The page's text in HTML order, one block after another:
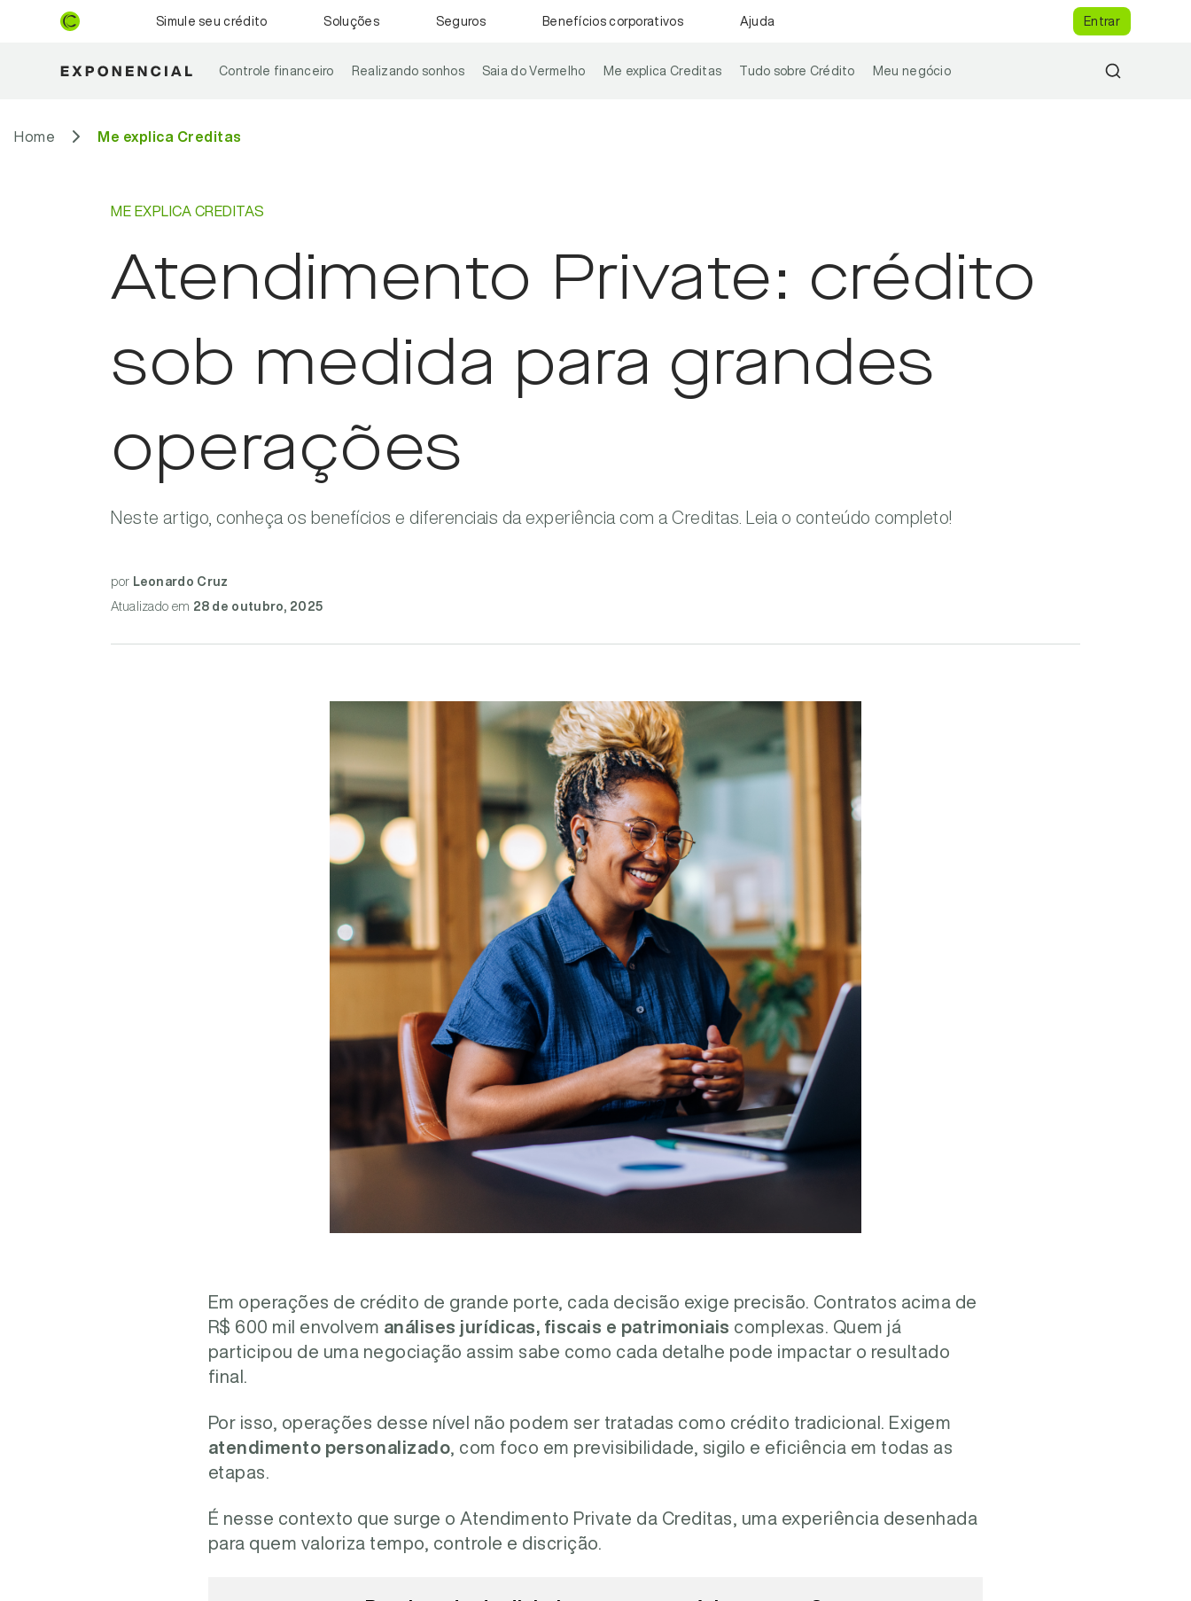
Simule seu crédito Soluções Seguros Benefícios corporativos Ajuda Entrar
Controle financeiro Realizando sonhos Saia do Vermelho Me explica Creditas Tudo sobre Crédito Meu negócio
Home Me explica Creditas
ME EXPLICA CREDITAS
Atendimento Private: crédito
sob medida para grandes
operações
Neste artigo, conheça os benefícios e diferenciais da experiência com a Creditas. Leia o conteúdo completo!
por Leonardo Cruz
Atualizado em 28 de outubro, 2025
Em operações de crédito de grande porte, cada decisão exige precisão. Contratos acima de
R$ 600 mil envolvem análises jurídicas, fiscais e patrimoniais complexas. Quem já
participou de uma negociação assim sabe como cada detalhe pode impactar o resultado
final.
Por isso, operações desse nível não podem ser tratadas como crédito tradicional. Exigem
atendimento personalizado , com foco em previsibilidade, sigilo e eficiência em todas as
etapas.
É nesse contexto que surge o Atendimento Private da Creditas, uma experiência desenhada
para quem valoriza tempo, controle e discrição.